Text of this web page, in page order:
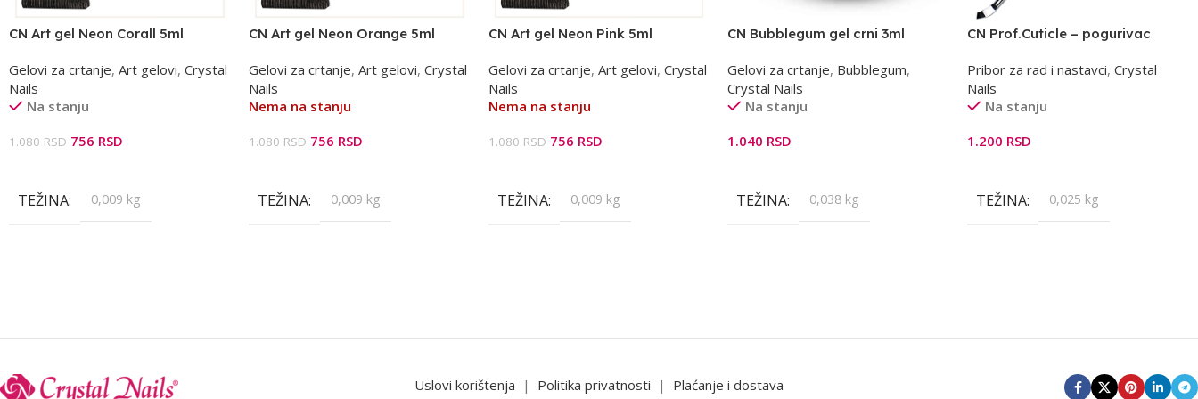
CN Art gel Neon Corall 5ml
Gelovi za crtanje, Art gelovi, Crystal
Nails
Na stanju
1.080RSD 756 RSD
TEŽINA 0,009 kg
CN Art gel Neon Orange 5ml
Gelovi za crtanje, Art gelovi, Crystal
Nails
Nema na stanju
1.080RSD 756 RSD
TEŽINA 0,009 kg
CN Art gel Neon Pink 5ml
Gelovi za crtanje, Art gelovi, Crystal
Nails
Nema na stanju
1.080RSD 756 RSD
TEŽINA 0,009 kg
CN Bubblegum gel crni 3ml
Gelovi za crtanje, Bubblegum,
Crystal Nails
Na stanju
1.040 RSD
TEŽINA 0,038 kg
CN Prof.Cuticle – pogurivac
Pribor za rad i nastavci,Crystal
Nails
Na stanju
1.200 RSD
TEŽINA 0,025 kg
Uslovi korištenja | Politika privatnosti | Plaćanje i dostava